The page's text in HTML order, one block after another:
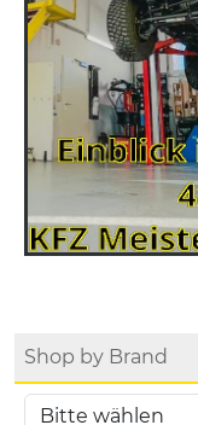
Shop by Brand